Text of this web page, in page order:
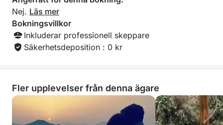
Nej. Läs mer
Bokningsvillkor
Inkluderar professionell skeppare
Säkerhetsdeposition : 0 kr
Fler upplevelser från denna ägare